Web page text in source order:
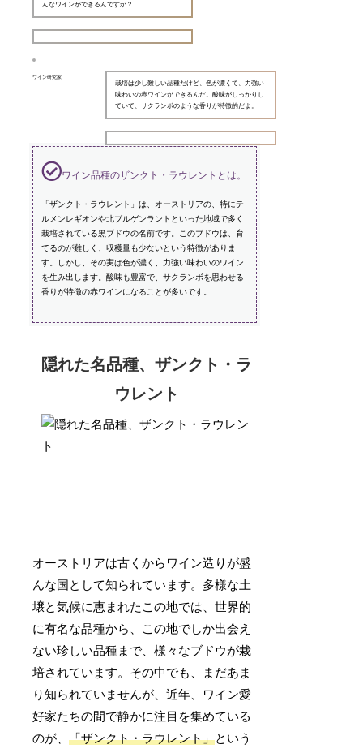
んなワインができるんですか？
ワイン研究家
栽培は少し難しい品種だけど、色が濃くて、力強い
味わいの赤ワインができるんだ。酸味がしっかりし
ていて、サクランボのような香りが特徴的だよ。
ワイン品種のザンクト・ラウレントとは。
「ザンクト・ラウレント」は、オーストリアの、特にテ
ルメンレギオンや北ブルゲンラントといった地域で多く
栽培されている黒ブドウの名前です。このブドウは、育
てるのが難しく、収穫量も少ないという特徴がありま
す。しかし、その実は色が濃く、力強い味わいのワイン
を生み出します。酸味も豊富で、サクランボを思わせる
香りが特徴の赤ワインになることが多いです。
隠れた名品種、ザンクト・ラ
ウレント
オーストリアは古くからワイン造りが盛
んな国として知られています。多様な土
壌と気候に恵まれたこの地では、世界的
に有名な品種から、この地でしか出会え
ない珍しい品種まで、様々なブドウが栽
培されています。その中でも、まだあま
り知られていませんが、近年、ワイン愛
好家たちの間で静かに注目を集めている
のが、「ザンクト・ラウレント」という